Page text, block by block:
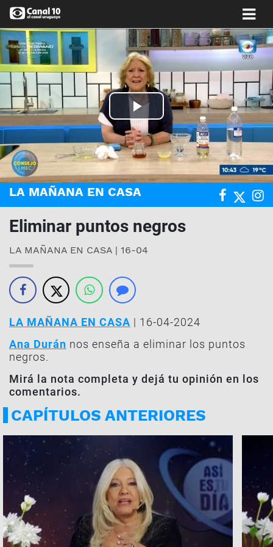
Play
Video
LA MAÑANA EN CASA
Eliminar puntos negros
LA MAÑANA EN CASA | 16-04
LA MAÑANA EN CASA | 16-04-2024
Ana Durán nos enseña a eliminar los puntos
negros.
Mirá la nota completa y dejá tu opinión en los
comentarios.
CAPÍTULOS ANTERIORES